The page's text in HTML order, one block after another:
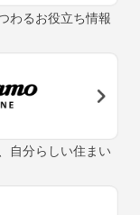
わるお役立ち情報
自分らしい住まい